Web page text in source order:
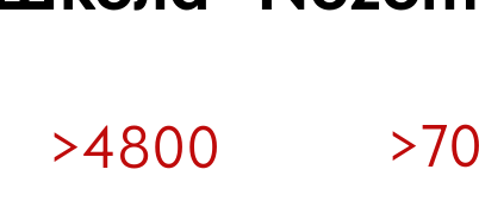
>4800